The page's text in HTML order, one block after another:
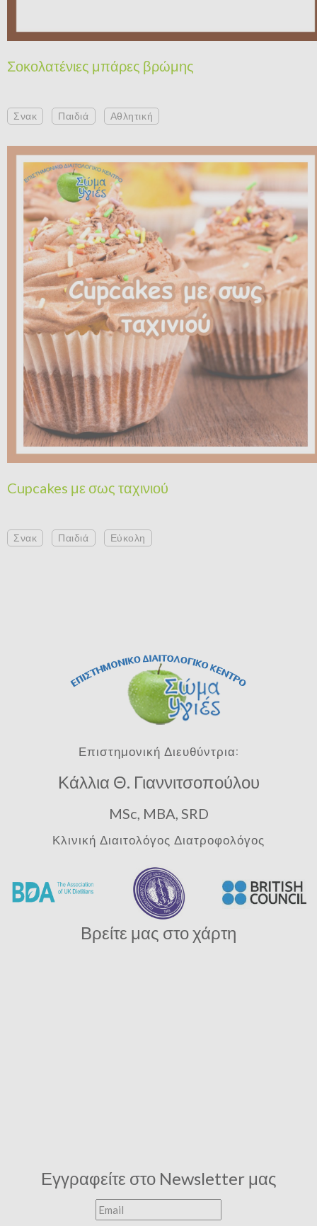
Σοκολατένιες μπάρες βρώμης
Σνακ Παιδιά Αθλητική
Cupcakes με σως ταχινιού
Σνακ Παιδιά Εύκολη
Επιστημονική Διευθύντρια:
Κάλλια Θ. Γιαννιτσοπούλου
MSc, MBA, SRD
Κλινική Διαιτολόγος Διατροφολόγος
Βρείτε μας στο χάρτη
Εγγραφείτε στο Newsletter μας